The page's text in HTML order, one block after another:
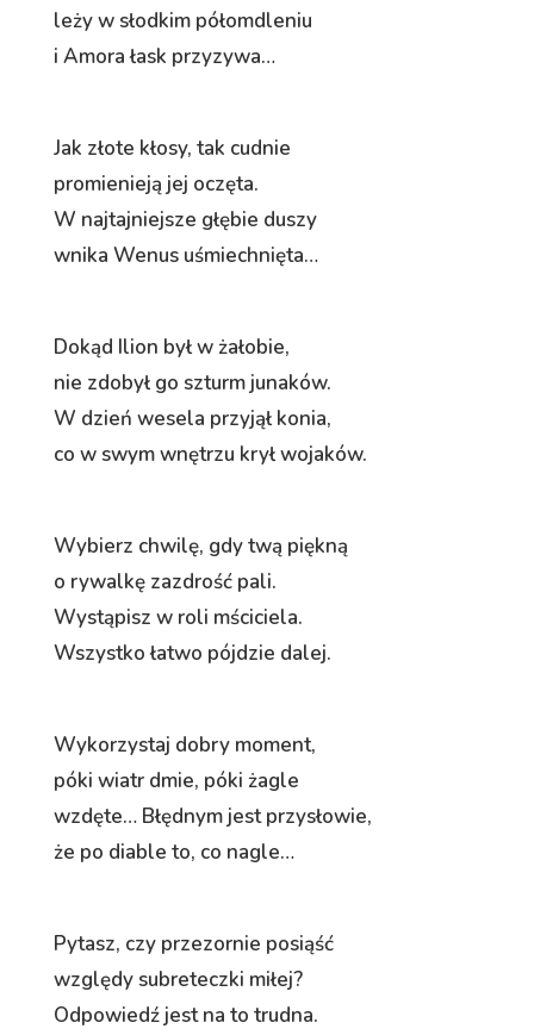
leży w słodkim półomdleniu
i Amora łask przyzywa…
Jak złote kłosy, tak cudnie
promienieją jej oczęta.
W najtajniejsze głębie duszy
wnika Wenus uśmiechnięta…
Dokąd Ilion był w żałobie,
nie zdobył go szturm junaków.
W dzień wesela przyjął konia,
co w swym wnętrzu krył wojaków.
Wybierz chwilę, gdy twą piękną
o rywalkę zazdrość pali.
Wystąpisz w roli mściciela.
Wszystko łatwo pójdzie dalej.
Wykorzystaj dobry moment,
póki wiatr dmie, póki żagle
wzdęte… Błędnym jest przysłowie,
że po diable to, co nagle…
Pytasz, czy przezornie posiąść
względy subreteczki miłej?
Odpowiedź jest na to trudna.